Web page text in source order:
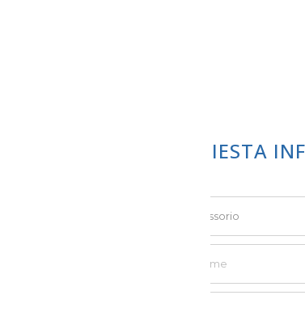
RICHIESTA